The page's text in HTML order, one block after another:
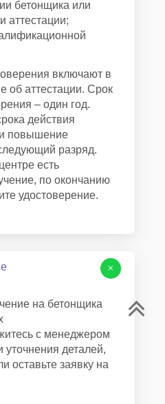
бетонщика или
аттестации;
включают в
аттестации. Срок
– один год.
действия
повышение
разряд.
есть
по окончанию
удостоверение.
на бетонщика
с менеджером
уточнения деталей,
оставьте заявку на
+